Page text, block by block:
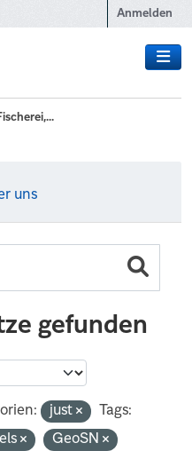
Anmelden
uns
gefunden
just
Tags:
GeoSN